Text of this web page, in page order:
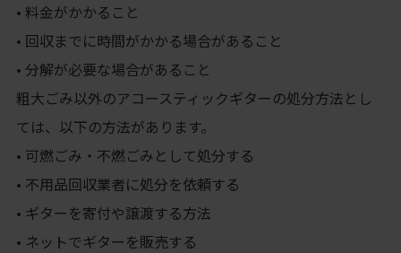
• 料金がかかること
• 回収までに時間がかかる場合があること
• 分解が必要な場合があること
粗大ごみ以外のアコースティックギターの処分方法とし
ては、以下の方法があります。
• 可燃ごみ・不燃ごみとして処分する
• 不用品回収業者に処分を依頼する
• ギターを寄付や譲渡する方法
• ネットでギターを販売する